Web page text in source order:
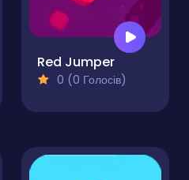
Red Jumper
0 (0 Голосів)